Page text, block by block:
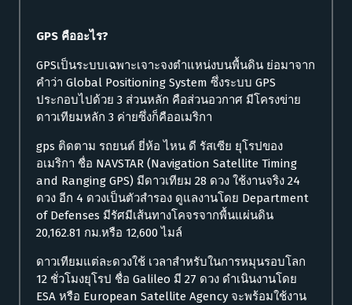
GPS คืออะไร?
GPSเป็นระบบเฉพาะเจาะจงตำแหน่งบนพื้นดิน ย่อมาจาก
คำว่า Global Positioning System ซึ่งระบบ GPS
ประกอบไปด้วย 3 ส่วนหลัก คือส่วนอวกาศ มีโครงข่าย
ดาวเทียมหลัก 3 ค่ายซึ่งก็คืออเมริกา
gps ติดตาม รถยนต์ ยี่ห้อ ไหน ดี รัสเซีย ยุโรปของ
อเมริกา ชื่อ NAVSTAR (Navigation Satellite Timing
and Ranging GPS) มีดาวเทียม 28 ดวง ใช้งานจริง 24
ดวง อีก 4 ดวงเป็นตัวสำรอง ดูแลงานโดย Department
of Defenses มีรัศมีเส้นทางโคจรจากพื้นแผ่นดิน
20,162.81 กม.หรือ 12,600 ไมล์
ดาวเทียมแต่ละดวงใช้ เวลาสำหรับในการหมุนรอบโลก
12 ชั่วโมงยุโรป ชื่อ Galileo มี 27 ดวง ดำเนินงานโดย
ESA หรือ European Satellite Agency จะพร้อมใช้งาน